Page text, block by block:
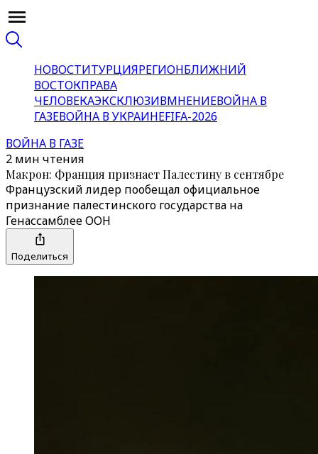
НОВОСТИТУРЦИЯРЕГИОНБЛИЖНИЙ
ВОСТОКПРАВА
ЧЕЛОВЕКАЭКСКЛЮЗИВМНЕНИЕВОЙНА В
ГАЗЕВОЙНА В УКРАИНЕFIFA-2026
ВОЙНА В ГАЗЕ
2 мин чтения
Макрон: Франция признает Палестину в сентябре
Французский лидер пообещал официальное
признание палестинского государства на
Генассамблее ООН
Поделиться